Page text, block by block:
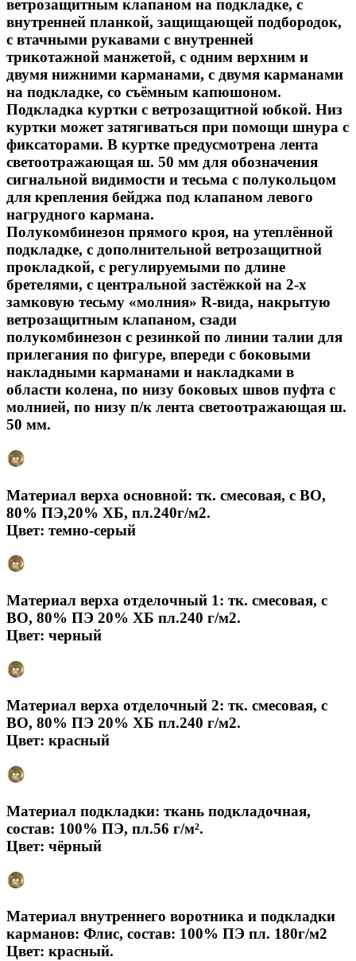
ветрозащитным клапаном на подкладке, с
внутренней планкой, защищающей подбородок,
с втачными рукавами с внутренней
трикотажной манжетой, с одним верхним и
двумя нижними карманами, с двумя карманами
на подкладке, со съёмным капюшоном.
Подкладка куртки с ветрозащитной юбкой. Низ
куртки может затягиваться при помощи шнура с
фиксаторами. В куртке предусмотрена лента
светоотражающая ш. 50 мм для обозначения
сигнальной видимости и тесьма с полукольцом
для крепления бейджа под клапаном левого
нагрудного кармана.
Полукомбинезон прямого кроя, на утеплённой
подкладке, с дополнительной ветрозащитной
прокладкой, с регулируемыми по длине
бретелями, с центральной застёжкой на 2-х
замковую тесьму «молния» R-вида, накрытую
ветрозащитным клапаном, сзади
полукомбинезон с резинкой по линии талии для
прилегания по фигуре, впереди с боковыми
накладными карманами и накладками в
области колена, по низу боковых швов пуфта с
молнией, по низу п/к лента светоотражающая ш.
50 мм.
Материал верха основной: тк. смесовая, с ВО,
80% ПЭ,20% ХБ, пл.240г/м2.
Цвет: темно-серый
Материал верха отделочный 1: тк. смесовая, с
ВО, 80% ПЭ 20% ХБ пл.240 г/м2.
Цвет: черный
Материал верха отделочный 2: тк. смесовая, с
ВО, 80% ПЭ 20% ХБ пл.240 г/м2.
Цвет: красный
Материал подкладки: ткань подкладочная,
состав: 100% ПЭ, пл.56 г/м².
Цвет: чёрный
Материал внутреннего воротника и подкладки
карманов: Флис, состав: 100% ПЭ пл. 180г/м2
Цвет: красный.